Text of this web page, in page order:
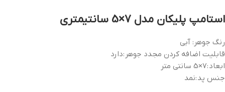
استامپ پلیکان مدل 7×5 سانتیمتری
رنگ جوهر: آبی
قابلیت اضافه کردن مجدد جوهر :دارد
ابعاد :7×5 سانتی متر
جنس پد :نمد